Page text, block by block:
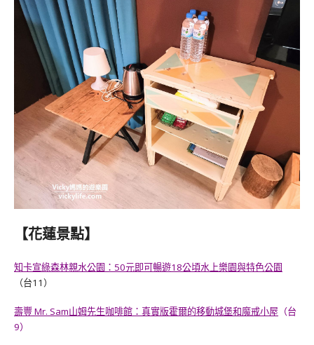
【花蓮景點】
知卡宣綠森林親水公園：50元即可暢遊18公頃水上樂園與特色公園
（台11）
壽豐 Mr. Sam山姆先生咖啡館：真實版霍爾的移動城堡和魔戒小屋 （台
9）